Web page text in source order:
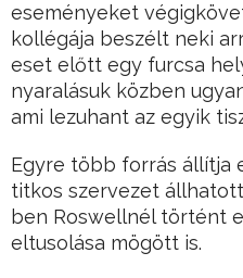
eseményeket
kollégája beszélt neki
eset előtt egy furcsa
nyaralásuk közben
ami lezuhant az egyik
Egyre több forrás állítja
titkos szervezet
ben Roswellnél történt
eltusolása mögött is.